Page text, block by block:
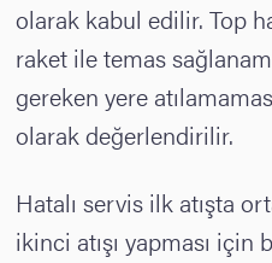
olarak kabul edilir. Top
raket ile temas
gereken yere
olarak değerlendirilir.
Hatalı servis ilk atışta
ikinci atışı yapması